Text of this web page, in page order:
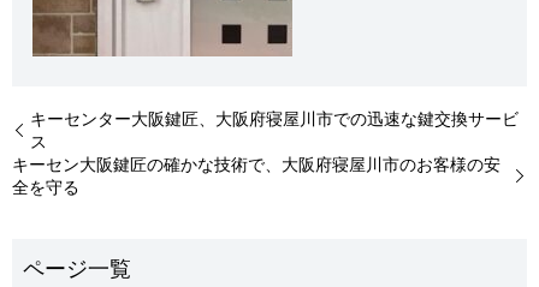
キーセンター大阪鍵匠、大阪府寝屋川市での迅速な鍵交換サービ
ス
キーセン大阪鍵匠の確かな技術で、大阪府寝屋川市のお客様の安
全を守る